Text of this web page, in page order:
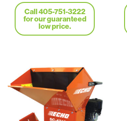
Call 405-751-3222
for our guaranteed
low price.